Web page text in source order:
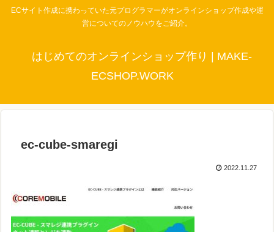
ECサイト作成に携わっていた元プログラマーがオンラインショップ作成や運
営についてのノウハウをご紹介。
はじめてのオンラインショップ作り | MAKE-
ECSHOP.WORK
ec-cube-smaregi
2022.11.27